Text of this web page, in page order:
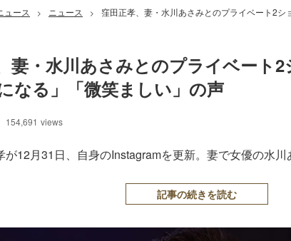
ュース > ニュース >
窪田正孝、妻・水川あさみとのプライベート2シ
妻・水川あさみとのプライベート
なる」「微笑ましい」の声
154,691 views
が12月31日、自身のInstagramを更新。妻で女優の水
記事の続きを読む